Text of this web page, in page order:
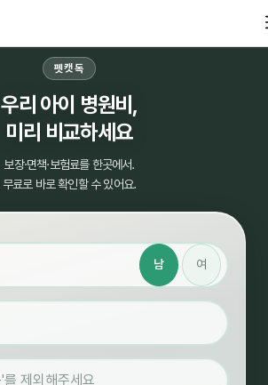
펫캣독
우리 아이 병원비,
미리 비교하세요
보장·면책·보험료를 한곳에서.
무료로 바로 확인할 수 있어요.
남 여